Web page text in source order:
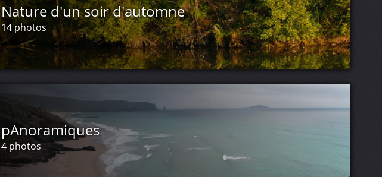
Nature d'un soir d'automne
14 photos
pAnoramiques
4 photos